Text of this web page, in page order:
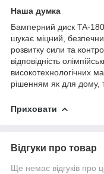
Наша думка
Бамперний диск TA-
шукає міцний,
розвитку сили та
відповідність
високотехнологічних
рішенням як для дому,
Приховати
Відгуки про товар
Ще немає відгуків про